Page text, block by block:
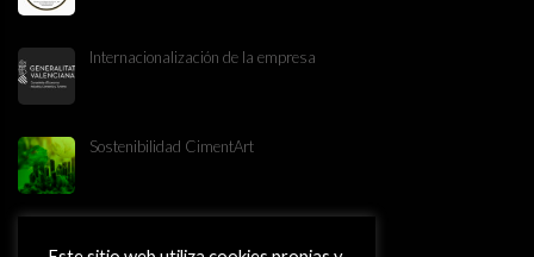
Internacionalización de la empresa
Sostenibilidad CimentArt